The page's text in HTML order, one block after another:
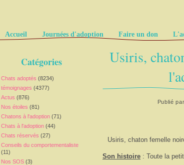
Pages
Accueil Journées d'adoption Faire un don
Catégories
Chats adoptés (8234)
témoignages (4377)
Actus (876)
Nos étoiles (81)
Chatons à l'adoption (71)
Chats à l'adoption (44)
Chats réservés (27)
Conseils du comportementaliste
(11)
Nos SOS (3)
Usiris,
Publié par
Usiris, chaton femelle
Son histoire : Toute la